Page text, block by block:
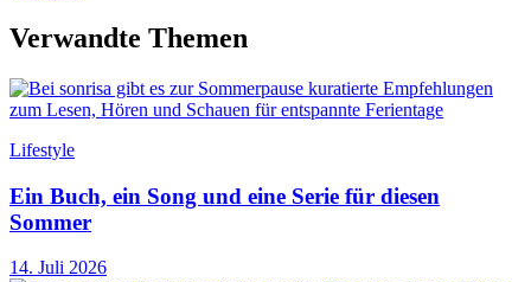
Verwandte Themen
Lifestyle
Ein Buch, ein Song und eine Serie für diesen
Sommer
14. Juli 2026